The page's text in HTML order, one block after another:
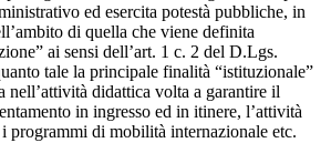
ed esercita potestà pubbliche, in
di quella che viene definita
ai sensi dell’art. 1 c. 2 del D.Lgs.
tale la principale finalità “istituzionale”
nell’attività didattica volta a garantire il
in ingresso ed in itinere, l’attività
programmi di mobilità internazionale etc.